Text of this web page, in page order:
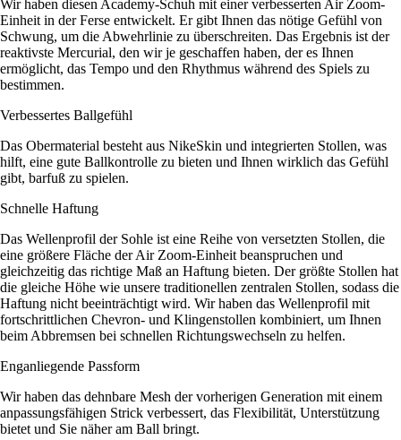
Wir haben diesen Academy-Schuh mit einer verbesserten Air Zoom-
Einheit in der Ferse entwickelt. Er gibt Ihnen das nötige Gefühl von
Schwung, um die Abwehrlinie zu überschreiten. Das Ergebnis ist der
reaktivste Mercurial, den wir je geschaffen haben, der es Ihnen
ermöglicht, das Tempo und den Rhythmus während des Spiels zu
bestimmen.
Verbessertes Ballgefühl
Das Obermaterial besteht aus NikeSkin und integrierten Stollen, was
hilft, eine gute Ballkontrolle zu bieten und Ihnen wirklich das Gefühl
gibt, barfuß zu spielen.
Schnelle Haftung
Das Wellenprofil der Sohle ist eine Reihe von versetzten Stollen, die
eine größere Fläche der Air Zoom-Einheit beanspruchen und
gleichzeitig das richtige Maß an Haftung bieten. Der größte Stollen hat
die gleiche Höhe wie unsere traditionellen zentralen Stollen, sodass die
Haftung nicht beeinträchtigt wird. Wir haben das Wellenprofil mit
fortschrittlichen Chevron- und Klingenstollen kombiniert, um Ihnen
beim Abbremsen bei schnellen Richtungswechseln zu helfen.
Enganliegende Passform
Wir haben das dehnbare Mesh der vorherigen Generation mit einem
anpassungsfähigen Strick verbessert, das Flexibilität, Unterstützung
bietet und Sie näher am Ball bringt.